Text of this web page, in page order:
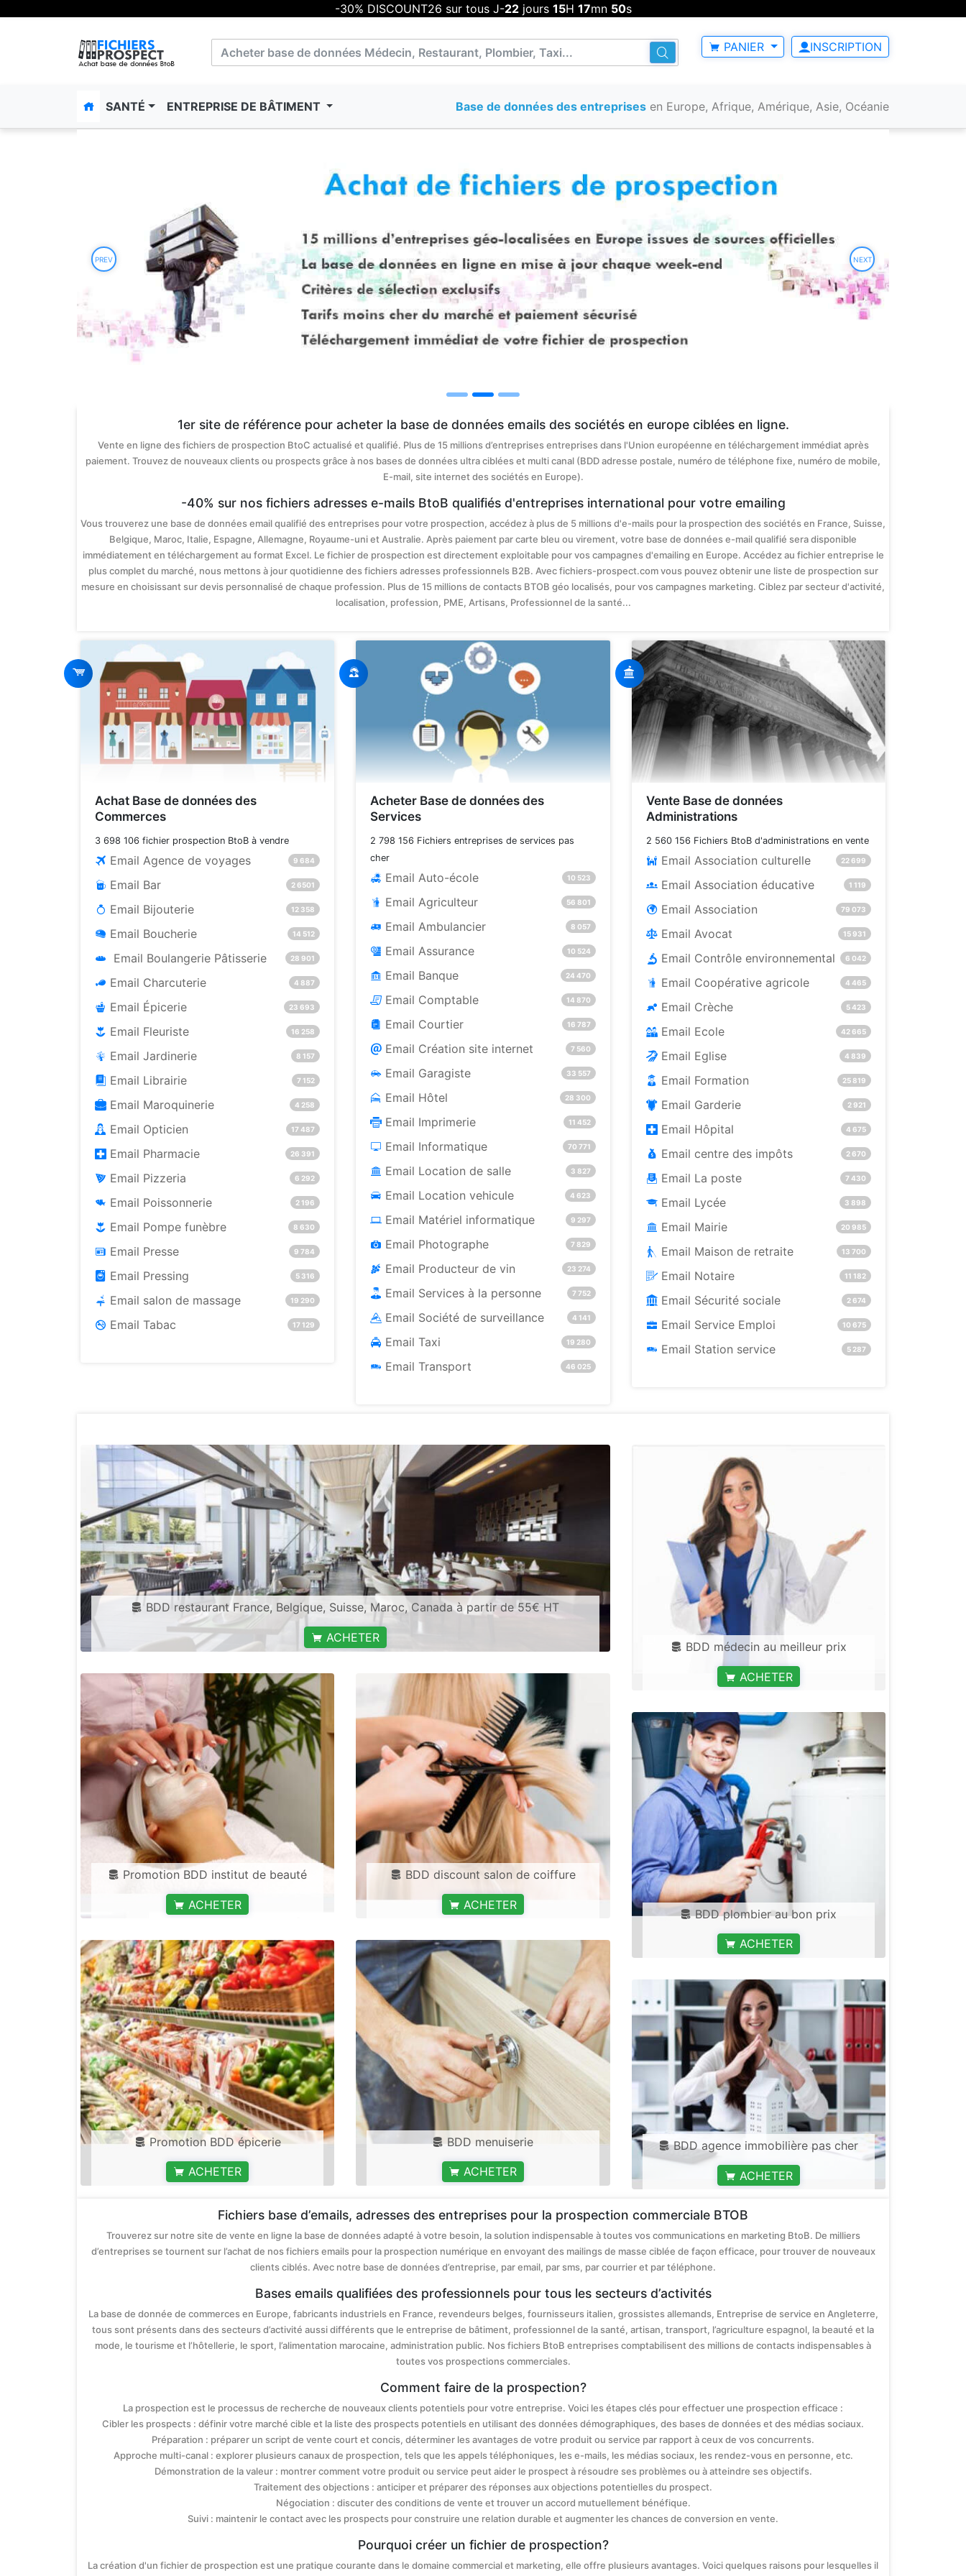
-30% DISCOUNT26 sur tous J-22jours 15H 17mn 48s
PANIER INSCRIPTION
SANTÉ ENTREPRISE DE BÂTIMENT Base de données des entreprises en Europe, Afrique, Amérique, Asie, Océanie
PREV NEXT
1er site de référence pour acheter la base de données emails des sociétés en europe ciblées en ligne.
Vente en ligne des fichiers de prospection BtoC actualisé et qualifié. Plus de 15 millions d’entreprises entreprises dans l'Union européenne en téléchargement immédiat après
paiement. Trouvez de nouveaux clients ou prospects grâce à nos bases de données ultra ciblées et multi canal (BDD adresse postale, numéro de téléphone fixe, numéro de mobile,
E-mail, site internet des sociétés en Europe).
-40% sur nos fichiers adresses e-mails BtoB qualifiés d'entreprises international pour votre emailing
Vous trouverez une base de données email qualifié des entreprises pour votre prospection, accédez à plus de 5 millions d'e-mails pour la prospection des sociétés en France, Suisse,
Belgique, Maroc, Italie, Espagne, Allemagne, Royaume-uni et Australie. Après paiement par carte bleu ou virement, votre base de données e-mail qualifié sera disponible
immédiatement en téléchargement au format Excel. Le fichier de prospection est directement exploitable pour vos campagnes d'emailing en Europe. Accédez au fichier entreprise le
plus complet du marché, nous mettons à jour quotidienne des fichiers adresses professionnels B2B. Avec fichiers-prospect.com vous pouvez obtenir une liste de prospection sur
mesure en choisissant sur devis personnalisé de chaque profession. Plus de 15 millions de contacts BTOB géo localisés, pour vos campagnes marketing. Ciblez par secteur d'activité,
localisation, profession, PME, Artisans, Professionnel de la santé...
Achat Base de données des
Commerces
3 698 106 fichier prospection BtoB à vendre
Email Agence de voyages 9 684
Email Bar 2 6501
Email Bijouterie 12 358
Email Boucherie 14 512
Email Boulangerie Pâtisserie 28 901
Email Charcuterie 4 887
Email Épicerie 23 693
Email Fleuriste 16 258
Email Jardinerie 8 157
Email Librairie 7 152
Email Maroquinerie 4 258
Email Opticien 17 487
Email Pharmacie 26 391
Email Pizzeria 6 292
Email Poissonnerie 2 196
Email Pompe funèbre 8 630
Email Presse 9 784
Email Pressing 5 316
Email salon de massage 19 290
Email Tabac 17 129
Acheter Base de données des
Services
2 798 156 Fichiers entreprises de services pas
cher
Email Auto-école 10 523
Email Agriculteur 56 801
Email Ambulancier 8 057
Email Assurance 10 524
Email Banque 24 470
Email Comptable 14 870
Email Courtier 16 787
Email Création site internet 7 560
Email Garagiste 33 557
Email Hôtel 28 300
Email Imprimerie 11 452
Email Informatique 70 771
Email Location de salle 3 827
Email Location vehicule 4 623
Email Matériel informatique 9 297
Email Photographe 7 829
Email Producteur de vin 23 274
Email Services à la personne 7 752
Email Société de surveillance 4 141
Email Taxi 19 280
Email Transport 46 025
Vente Base de données
Administrations
2 560 156 Fichiers BtoB d'administrations en vente
Email Association culturelle 22 699
Email Association éducative 1 119
Email Association 79 073
Email Avocat 15 931
Email Contrôle environnemental 6 042
Email Coopérative agricole 4 465
Email Crèche 5 423
Email Ecole 42 665
Email Eglise 4 839
Email Formation 25 819
Email Garderie 2 921
Email Hôpital 4 675
Email centre des impôts 2 670
Email La poste 7 430
Email Lycée 3 898
Email Mairie 20 985
Email Maison de retraite 13 700
Email Notaire 11 182
Email Sécurité sociale 2 674
Email Service Emploi 10 675
Email Station service 5 287
BDD restaurant France, Belgique, Suisse, Maroc, Canada à partir de 55€ HT
ACHETER
Promotion BDD institut de beauté
ACHETER
Promotion BDD épicerie
ACHETER
BDD discount salon de coiffure
ACHETER
BDD menuiserie
ACHETER
BDD médecin au meilleur prix
ACHETER
BDD plombier au bon prix
ACHETER
BDD agence immobilière pas cher
ACHETER
Fichiers base d’emails, adresses des entreprises pour la prospection commerciale BTOB
Trouverez sur notre site de vente en ligne la base de données adapté à votre besoin, la solution indispensable à toutes vos communications en marketing BtoB. De milliers
d’entreprises se tournent sur l’achat de nos fichiers emails pour la prospection numérique en envoyant des mailings de masse ciblée de façon efficace, pour trouver de nouveaux
clients ciblés. Avec notre base de données d’entreprise, par email, par sms, par courrier et par téléphone.
Bases emails qualifiées des professionnels pour tous les secteurs d’activités
La base de donnée de commerces en Europe, fabricants industriels en France, revendeurs belges, fournisseurs italien, grossistes allemands, Entreprise de service en Angleterre,
tous sont présents dans des secteurs d’activité aussi différents que le entreprise de bâtiment, professionnel de la santé, artisan, transport, l’agriculture espagnol, la beauté et la
mode, le tourisme et l’hôtellerie, le sport, l’alimentation marocaine, administration public. Nos fichiers BtoB entreprises comptabilisent des millions de contacts indispensables à
toutes vos prospections commerciales.
Comment faire de la prospection?
La prospection est le processus de recherche de nouveaux clients potentiels pour votre entreprise. Voici les étapes clés pour effectuer une prospection efficace :
Cibler les prospects : définir votre marché cible et la liste des prospects potentiels en utilisant des données démographiques, des bases de données et des médias sociaux.
Préparation : préparer un script de vente court et concis, déterminer les avantages de votre produit ou service par rapport à ceux de vos concurrents.
Approche multi-canal : explorer plusieurs canaux de prospection, tels que les appels téléphoniques, les e-mails, les médias sociaux, les rendez-vous en personne, etc.
Démonstration de la valeur : montrer comment votre produit ou service peut aider le prospect à résoudre ses problèmes ou à atteindre ses objectifs.
Traitement des objections : anticiper et préparer des réponses aux objections potentielles du prospect.
Négociation : discuter des conditions de vente et trouver un accord mutuellement bénéfique.
Suivi : maintenir le contact avec les prospects pour construire une relation durable et augmenter les chances de conversion en vente.
Pourquoi créer un fichier de prospection?
La création d'un fichier de prospection est une pratique courante dans le domaine commercial et marketing, elle offre plusieurs avantages. Voici quelques raisons pour lesquelles il